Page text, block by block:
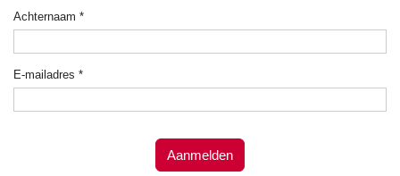
Achternaam *
E-mailadres *
Aanmelden